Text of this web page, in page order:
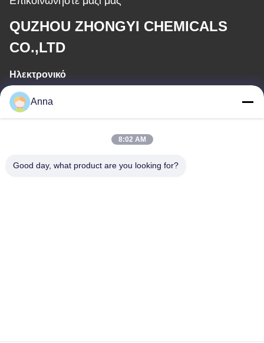
QUZHOU ZHONGYI CHEMICALS
CO.,LTD
Ηλεκτρονικό
wfmbeide@163.com
Η διεύθυνσή μας
Anna
8:02 AM
Good day, what product are you looking for?